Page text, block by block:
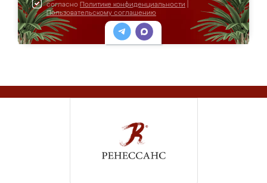
согласно Политике конфиденциальности
Пользовательскому соглашению